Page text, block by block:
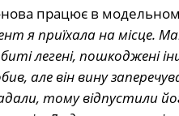
працює в
я приїхала на місце.
легені, пошкоджені
але він вину
тому відпустили